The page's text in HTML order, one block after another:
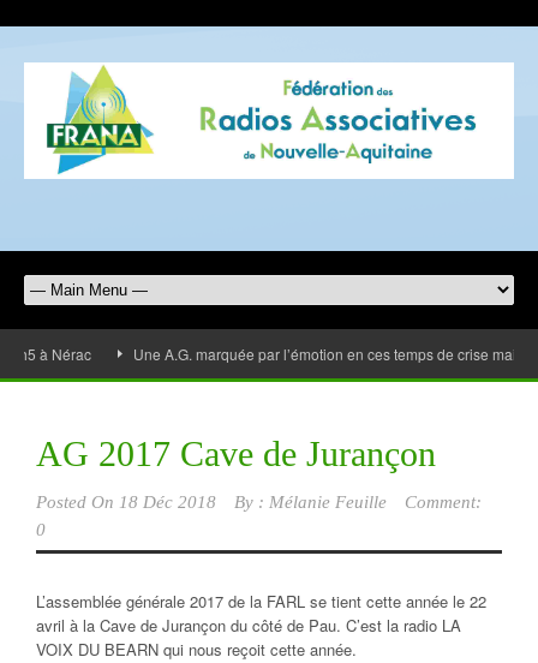
à Nérac Une A.G. marquée par l’émotion en ces temps de crise mais les
AG 2017 Cave de Jurançon
Posted On 18 Déc 2018 By : Mélanie Feuille
Comment:
0
L’assemblée générale 2017 de la FARL se tient cette année le 22
avril à la Cave de Jurançon du côté de Pau. C’est la radio LA
VOIX DU BEARN qui nous reçoit cette année.